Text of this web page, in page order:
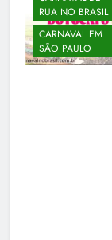
RUA NO BRASIL
CARNAVAL EM
SÃO PAULO